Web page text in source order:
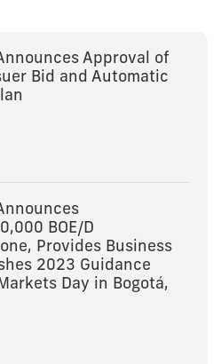
Approval of
Bid and Automatic
BOE/D
Provides Business
2023 Guidance
Day in Bogotá,